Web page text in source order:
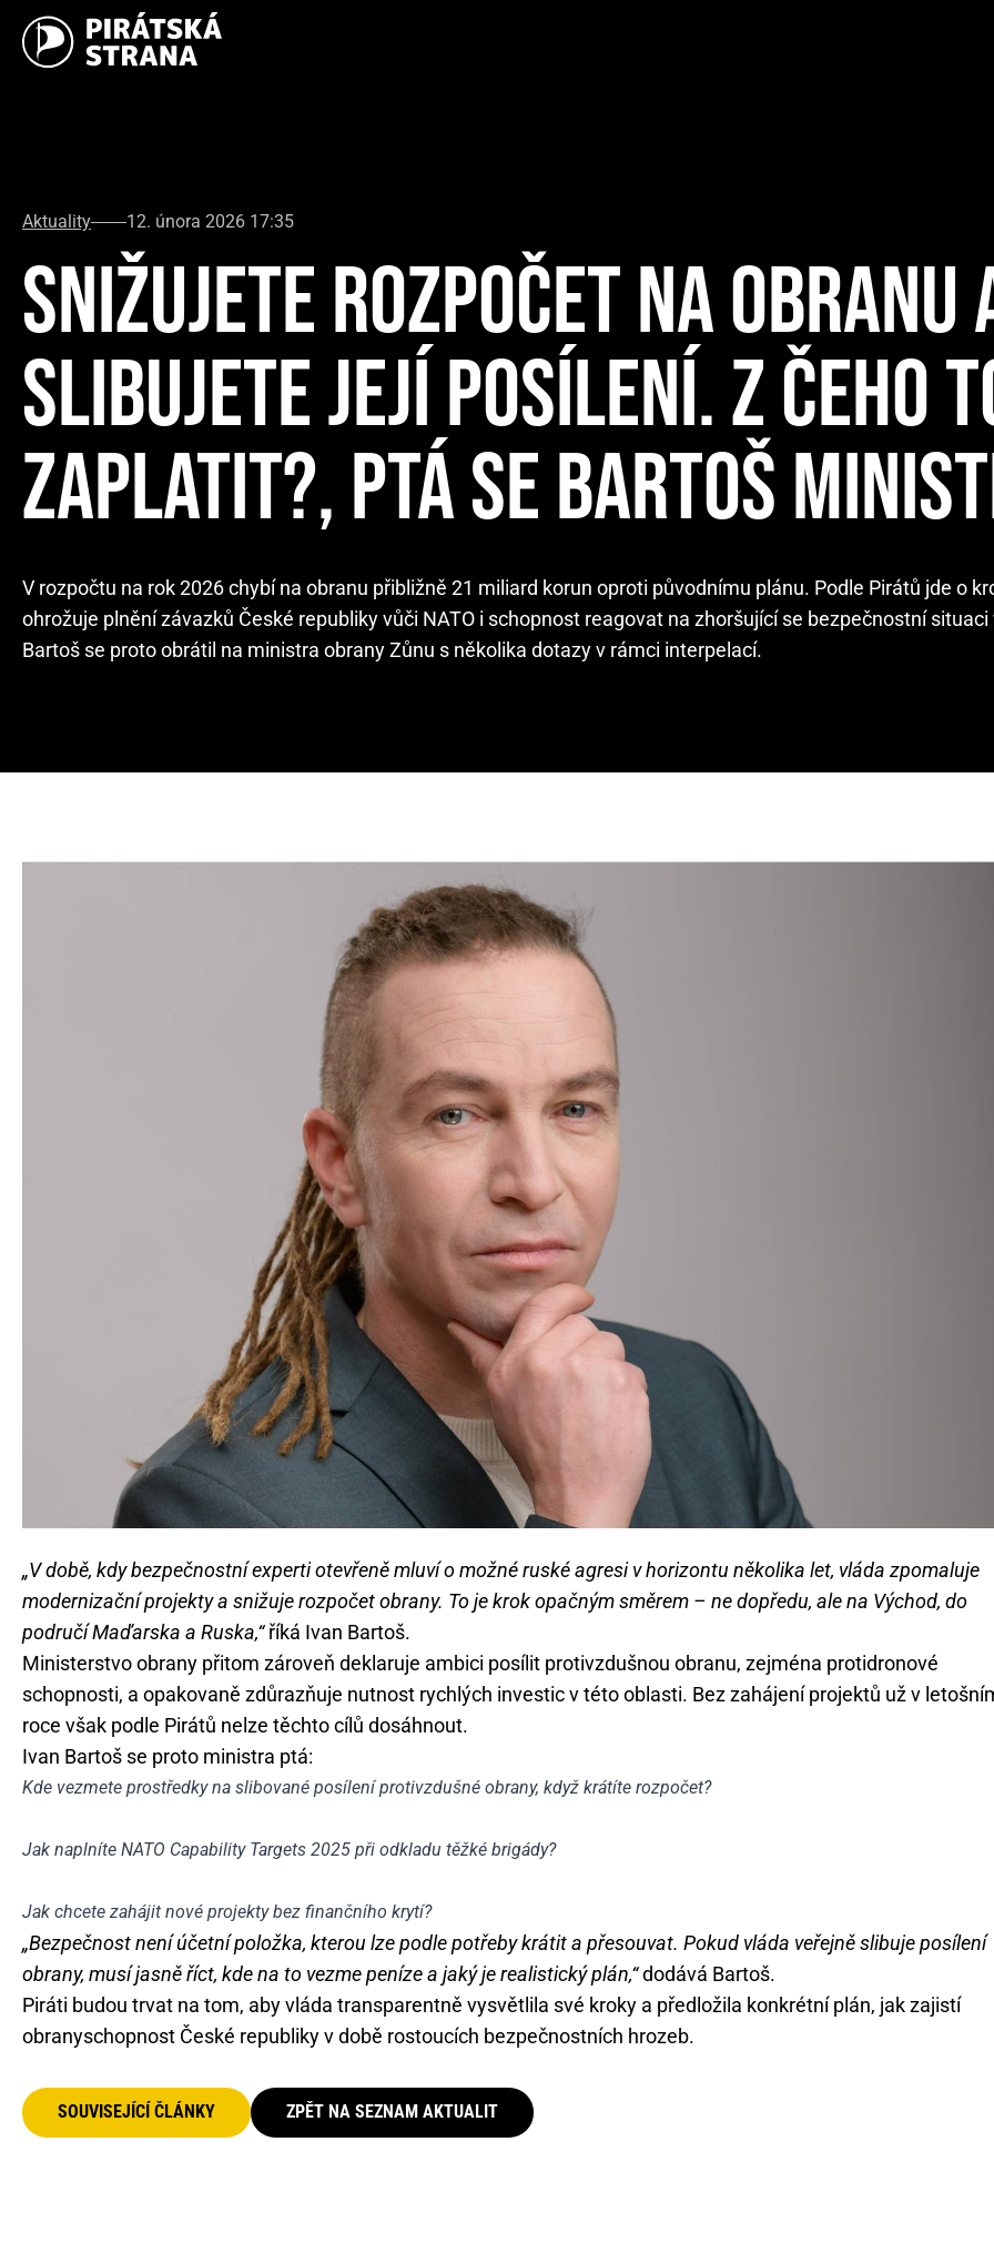
Aktuality 12. února 2026 17:35
SNIŽUJETE ROZPOČET NA OBRANU
SLIBUJETE JEJÍ POSÍLENÍ. Z ČEHO
ZAPLATIT?, PTÁ SE BARTOŠ
V rozpočtu na rok 2026 chybí na obranu přibližně 21 miliard korun oproti původnímu plánu. Podle Pirátů jde o
ohrožuje plnění závazků České republiky vůči NATO i schopnost reagovat na zhoršující se bezpečnostní situaci
Bartoš se proto obrátil na ministra obrany Zůnu s několika dotazy v rámci interpelací.
„V době, kdy bezpečnostní experti otevřeně mluví o možné ruské agresi v horizontu několika let, vláda zpomaluje
modernizační projekty a snižuje rozpočet obrany. To je krok opačným směrem – ne dopředu, ale na Východ, do
područí Maďarska a Ruska,“říká Ivan Bartoš.
Ministerstvo obrany přitom zároveň deklaruje ambici posílit protivzdušnou obranu, zejména protidronové
schopnosti, a opakovaně zdůrazňuje nutnost rychlých investic v této oblasti. Bez zahájení projektů už v
roce však podle Pirátů nelze těchto cílů dosáhnout.
Ivan Bartoš se proto ministra ptá:
Kde vezmete prostředky na slibované posílení protivzdušné obrany, když krátíte rozpočet?
Jak naplníte NATO Capability Targets 2025 při odkladu těžké brigády?
Jak chcete zahájit nové projekty bez finančního krytí?
„Bezpečnost není účetní položka, kterou lze podle potřeby krátit a přesouvat. Pokud vláda veřejně slibuje posílení
obrany, musí jasně říct, kde na to vezme peníze a jaký je realistický plán,“dodává Bartoš.
Piráti budou trvat na tom, aby vláda transparentně vysvětlila své kroky a předložila konkrétní plán, jak zajistí
obranyschopnost České republiky v době rostoucích bezpečnostních hrozeb.
SOUVISEJÍCÍ ČLÁNKY ZPĚT NA SEZNAM AKTUALIT